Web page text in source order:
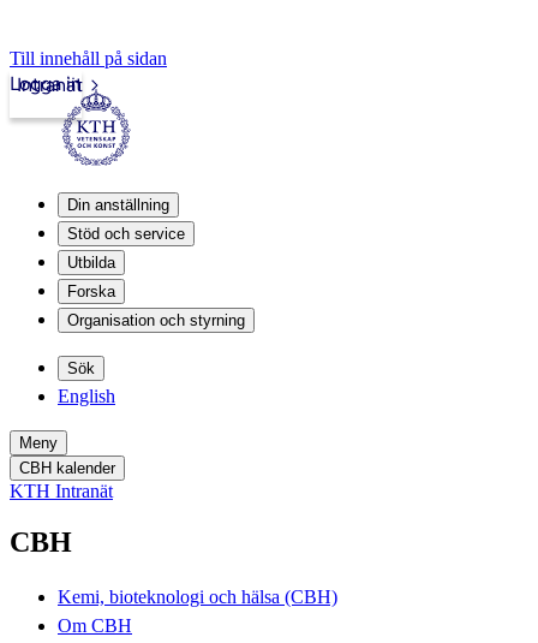
Till innehåll på sidan
Intranät
Logga in
Din anställning
Stöd och service
Utbilda
Forska
Organisation och styrning
Sök
English
Meny
CBH kalender
KTH Intranät
CBH
Kemi, bioteknologi och hälsa (CBH)
Om CBH